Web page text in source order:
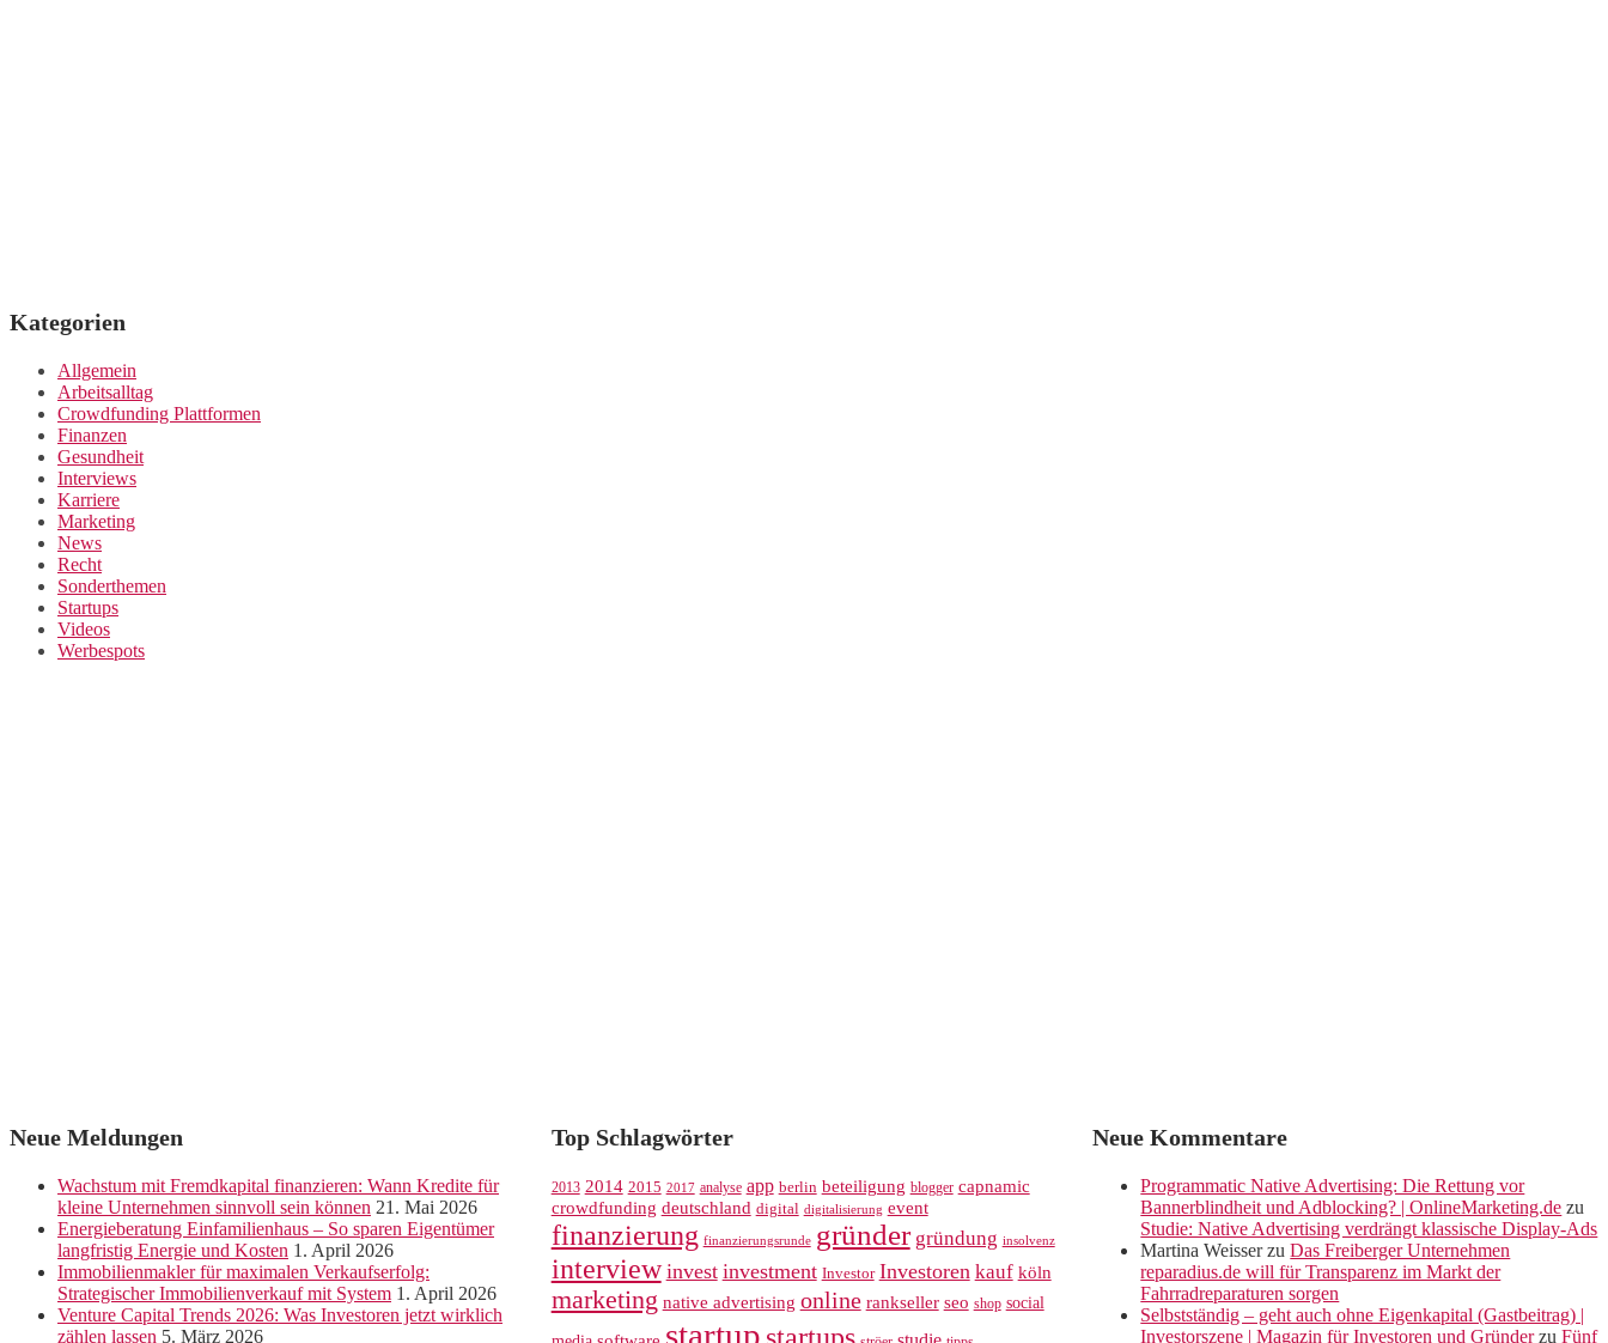
Kategorien
Allgemein
Arbeitsalltag
Crowdfunding Plattformen
Finanzen
Gesundheit
Interviews
Karriere
Marketing
News
Recht
Sonderthemen
Startups
Videos
Werbespots
Neue Meldungen
Wachstum mit Fremdkapital finanzieren: Wann Kredite für
kleine Unternehmen sinnvoll sein können 21. Mai 2026
Energieberatung Einfamilienhaus – So sparen Eigentümer
langfristig Energie und Kosten 1. April 2026
Immobilienmakler für maximalen Verkaufserfolg:
Strategischer Immobilienverkauf mit System 1. April 2026
Venture Capital Trends 2026: Was Investoren jetzt wirklich
zählen lassen 5. März 2026
Top Schlagwörter
2013 2014 2015 2017 analyse app berlin beteiligung blogger capnamic
crowdfunding deutschland digital digitalisierung event
finanzierung finanzierungsrunde gründer gründung insolvenz
interview invest investment Investor Investoren kauf köln
marketing native advertising online rankseller seo shop social
startup
Neue Kommentare
Programmatic Native Advertising: Die Rettung vor
Bannerblindheit und Adblocking? | OnlineMarketing.de zu
Studie: Native Advertising verdrängt klassische Display-Ads
Martina WeisserzuDas Freiberger Unternehmen
reparadius.de will für Transparenz im Markt der
Fahrradreparaturen sorgen
Selbstständig – geht auch ohne Eigenkapital (Gastbeitrag) |
Investorszene | Magazin für Investoren und GründerzuFünf